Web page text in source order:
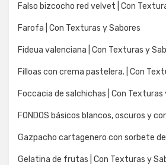
Falso bizcocho red velvet | Con
Farofa | Con Texturas y Sabores
Fideua valenciana | Con Texturas y
Filloas con crema pastelera. | Con
Foccacia de salchichas | Con Texturas
FONDOS básicos blancos, oscuros y
Gazpacho cartagenero con sorbete
Gelatina de frutas | Con Texturas y